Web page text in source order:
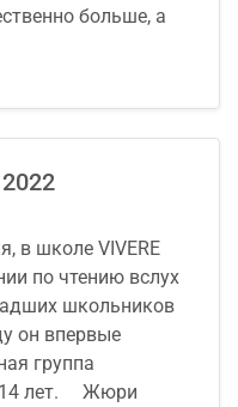
больше, а
в школе VIVERE
по чтению вслух
школьников
он впервые
группа
14 лет. Жюри